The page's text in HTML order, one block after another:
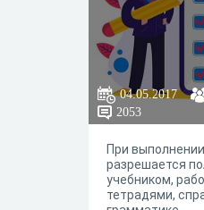
04.05.2017
2053
При
разрешается
учебником,
тетрадями,